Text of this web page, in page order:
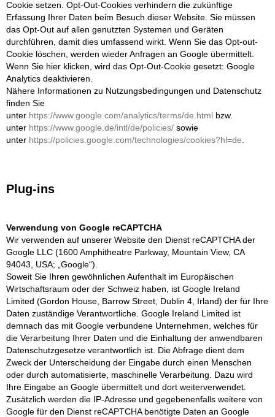
Cookie setzen. Opt-Out-Cookies verhindern die zukünftige
Erfassung Ihrer Daten beim Besuch dieser Website. Sie müssen
das Opt-Out auf allen genutzten Systemen und Geräten
durchführen, damit dies umfassend wirkt. Wenn Sie das Opt-out-
Cookie löschen, werden wieder Anfragen an Google übermittelt.
Wenn Sie hier klicken, wird das Opt-Out-Cookie gesetzt: Google
Analytics deaktivieren.
Nähere Informationen zu Nutzungsbedingungen und Datenschutz
finden Sie
unter https://www.google.com/analytics/terms/de.html bzw.
unter https://www.google.de/intl/de/policies/ sowie
unter https://policies.google.com/technologies/cookies?hl=de
Plug-ins
Verwendung von Google reCAPTCHA
Wir verwenden auf unserer Website den Dienst reCAPTCHA der
Google LLC (1600 Amphitheatre Parkway, Mountain View, CA
94043, USA; „Google“).
Soweit Sie Ihren gewöhnlichen Aufenthalt im Europäischen
Wirtschaftsraum oder der Schweiz haben, ist Google Ireland
Limited (Gordon House, Barrow Street, Dublin 4, Irland) der für Ihre
Daten zuständige Verantwortliche. Google Ireland Limited ist
demnach das mit Google verbundene Unternehmen, welches für
die Verarbeitung Ihrer Daten und die Einhaltung der anwendbaren
Datenschutzgesetze verantwortlich ist. Die Abfrage dient dem
Zweck der Unterscheidung der Eingabe durch einen Menschen
oder durch automatisierte, maschinelle Verarbeitung. Dazu wird
Ihre Eingabe an Google übermittelt und dort weiterverwendet.
Zusätzlich werden die IP-Adresse und gegebenenfalls weitere von
Google für den Dienst reCAPTCHA benötigte Daten an Google